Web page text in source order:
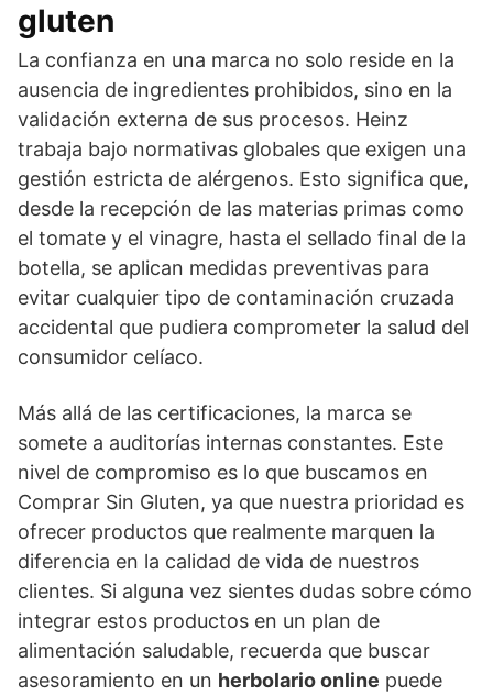
gluten
La confianza en una marca no solo reside en la
ausencia de ingredientes prohibidos, sino en la
validación externa de sus procesos. Heinz
trabaja bajo normativas globales que exigen una
gestión estricta de alérgenos. Esto significa que,
desde la recepción de las materias primas como
el tomate y el vinagre, hasta el sellado final de la
botella, se aplican medidas preventivas para
evitar cualquier tipo de contaminación cruzada
accidental que pudiera comprometer la salud del
consumidor celíaco.
Más allá de las certificaciones, la marca se
somete a auditorías internas constantes. Este
nivel de compromiso es lo que buscamos en
Comprar Sin Gluten, ya que nuestra prioridad es
ofrecer productos que realmente marquen la
diferencia en la calidad de vida de nuestros
clientes. Si alguna vez sientes dudas sobre cómo
integrar estos productos en un plan de
alimentación saludable, recuerda que buscar
asesoramiento en un herbolario online puede